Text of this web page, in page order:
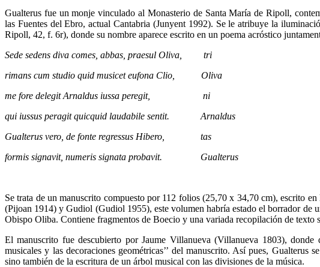
Gualterus fue un monje vinculado al Monasterio de Santa María de Ripoll,
las Fuentes del Ebro, actual Cantabria (Junyent 1992). Se le atribuye la
Ripoll, 42, f. 6r), donde su nombre aparece escrito en un poema acróstico
Sede sedens diva comes, abbas, praesul Oliva, tri
rimans cum studio quid musicet eufona Clio, Oliva
me fore delegit Arnaldus iussa peregit, ni
qui iussus peragit quicquid laudabile sentit. Arnaldus
Gualterus vero, de fonte regressus Hibero, tas
formis signavit, numeris signata probavit. Gualterus
Se trata de un manuscrito compuesto por 112 folios (25,70 x 34,70 cm), escrito
(Pijoan 1914) y Gudiol (Gudiol 1955), este volumen habría estado el borrador de
Obispo Oliba. Contiene fragmentos de Boecio y una variada recopilación de texto
El manuscrito fue descubierto por Jaume Villanueva (Villanueva 1803),
musicales y las decoraciones geométricas’’ del manuscrito. Así pues,
sino también de la escritura de un árbol musical con las divisiones de la música.